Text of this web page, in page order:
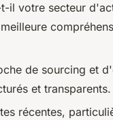
il votre secteur
de sourcing et
et transparents.
récentes,